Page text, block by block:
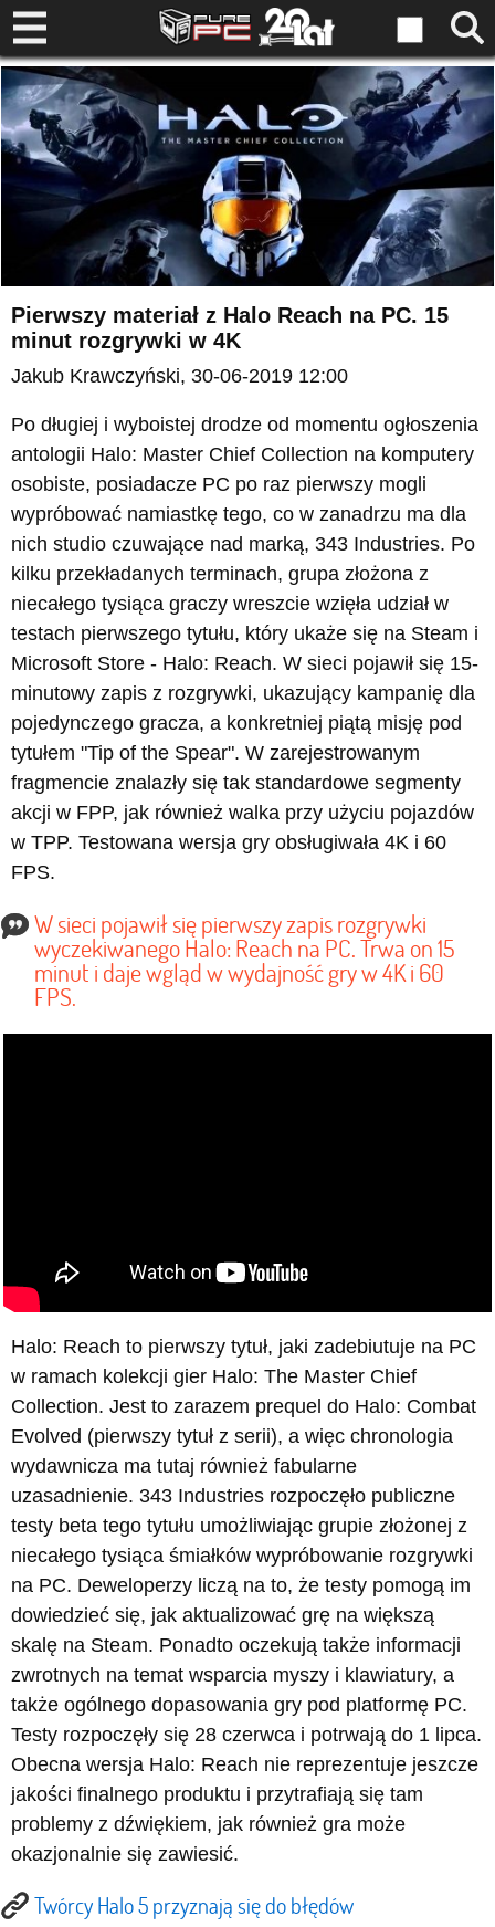
Pierwszy materiał z Halo Reach na PC. 15
minut rozgrywki w 4K
Jakub Krawczyński, 30-06-2019 12:00
Po długiej i wyboistej drodze od momentu ogłoszenia
antologii Halo: Master Chief Collection na komputery
osobiste, posiadacze PC po raz pierwszy mogli
wypróbować namiastkę tego, co w zanadrzu ma dla
nich studio czuwające nad marką, 343 Industries. Po
kilku przekładanych terminach, grupa złożona z
niecałego tysiąca graczy wreszcie wzięła udział w
testach pierwszego tytułu, który ukaże się na Steam i
Microsoft Store - Halo: Reach. W sieci pojawił się 15-
minutowy zapis z rozgrywki, ukazujący kampanię dla
pojedynczego gracza, a konkretniej piątą misję pod
tytułem "Tip of the Spear". W zarejestrowanym
fragmencie znalazły się tak standardowe segmenty
akcji w FPP, jak również walka przy użyciu pojazdów
w TPP. Testowana wersja gry obsługiwała 4K i 60
FPS.
W sieci pojawił się pierwszy zapis rozgrywki
wyczekiwanego Halo: Reach na PC. Trwa on 15
minut i daje wgląd w wydajność gry w 4K i 60
FPS.
Halo: Reach to pierwszy tytuł, jaki zadebiutuje na PC
w ramach kolekcji gier Halo: The Master Chief
Collection. Jest to zarazem prequel do Halo: Combat
Evolved (pierwszy tytuł z serii), a więc chronologia
wydawnicza ma tutaj również fabularne
uzasadnienie. 343 Industries rozpoczęło publiczne
testy beta tego tytułu umożliwiając grupie złożonej z
niecałego tysiąca śmiałków wypróbowanie rozgrywki
na PC. Deweloperzy liczą na to, że testy pomogą im
dowiedzieć się, jak aktualizować grę na większą
skalę na Steam. Ponadto oczekują także informacji
zwrotnych na temat wsparcia myszy i klawiatury, a
także ogólnego dopasowania gry pod platformę PC.
Testy rozpoczęły się 28 czerwca i potrwają do 1 lipca.
Obecna wersja Halo: Reach nie reprezentuje jeszcze
jakości finalnego produktu i przytrafiają się tam
problemy z dźwiękiem, jak również gra może
okazjonalnie się zawiesić.
Twórcy Halo 5 przyznają się do błędów